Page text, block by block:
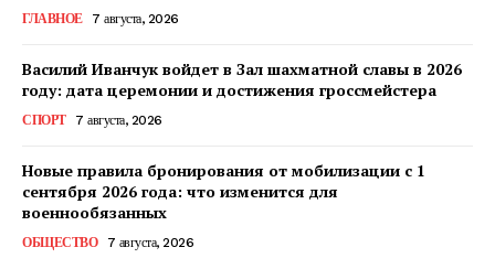
ГЛАВНОЕ 7 августа, 2026
Василий Иванчук войдет в Зал шахматной славы в 2026
году: дата церемонии и достижения гроссмейстера
СПОРТ 7 августа, 2026
Новые правила бронирования от мобилизации с 1
сентября 2026 года: что изменится для
военнообязанных
ОБЩЕСТВО 7 августа, 2026